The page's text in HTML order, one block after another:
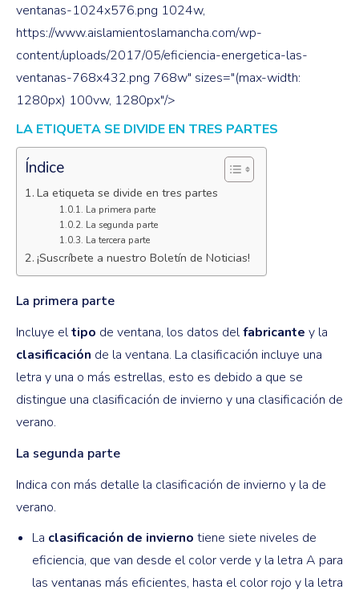
ventanas-1024x576.png 1024w,
https://www.aislamientoslamancha.com/wp-
content/uploads/2017/05/eficiencia-energetica-las-
ventanas-768x432.png 768w" sizes="(max-width:
1280px) 100vw, 1280px"/>
LA ETIQUETA SE DIVIDE EN TRES PARTES
Índice
La etiqueta se divide en tres partes
La primera parte
La segunda parte
La tercera parte
¡Suscríbete a nuestro Boletín de Noticias!
La primera parte
Incluye eltipo de ventana, los datos delfabricante y la
clasificación de la ventana. La clasificación incluye una
letra y una o más estrellas, esto es debido a que se
distingue una clasificación de invierno y una clasificación de
verano.
La segunda parte
Indica con más detalle la clasificación de invierno y la de
verano.
La clasificación de invierno tiene siete niveles de
eficiencia, que van desde el color verde y la letra A para
las ventanas más eficientes, hasta el color rojo y la letra